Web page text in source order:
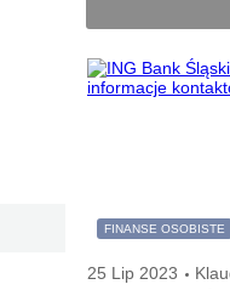
FINANSE OSOBISTE
25 Lip 2023